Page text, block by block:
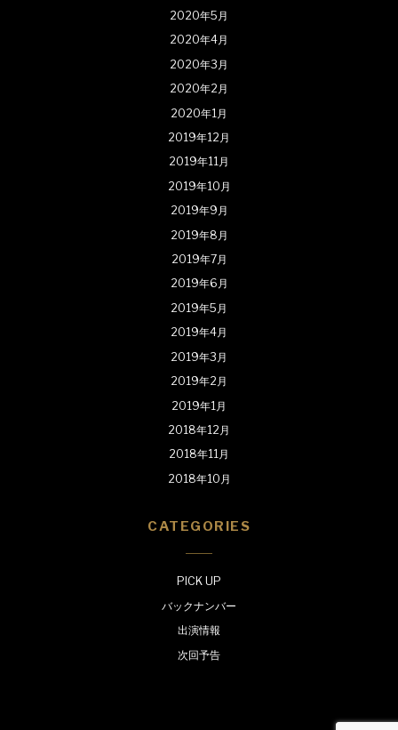
2020年5月
2020年4月
2020年3月
2020年2月
2020年1月
2019年12月
2019年11月
2019年10月
2019年9月
2019年8月
2019年7月
2019年6月
2019年5月
2019年4月
2019年3月
2019年2月
2019年1月
2018年12月
2018年11月
2018年10月
CATEGORIES
PICK UP
バックナンバー
出演情報
次回予告